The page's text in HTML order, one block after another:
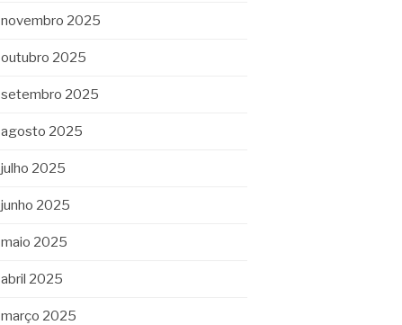
novembro 2025
outubro 2025
setembro 2025
agosto 2025
julho 2025
junho 2025
maio 2025
abril 2025
março 2025